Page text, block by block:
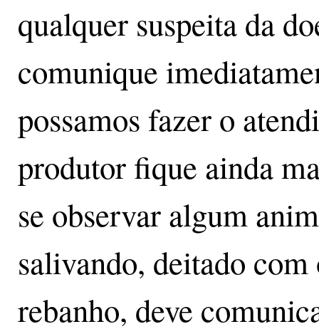
qualquer suspeita da
comunique
possamos fazer o
produtor fique ainda
se observar algum
salivando, deitado
rebanho, deve